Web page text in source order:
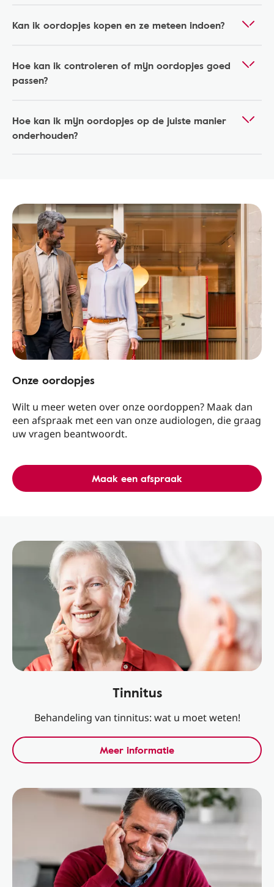
Kan ik oordopjes kopen en ze meteen indoen?
Hoe kan ik controleren of mijn oordopjes goed
passen?
Hoe kan ik mijn oordopjes op de juiste manier
onderhouden?
Onze oordopjes
Wilt u meer weten over onze oordoppen? Maak dan
een afspraak met een van onze audiologen, die graag
uw vragen beantwoordt.
Maak een afspraak
Tinnitus
Behandeling van tinnitus: wat u moet weten!
Meer informatie